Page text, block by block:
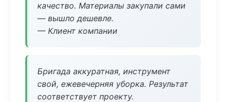
качество. Материалы закупали сами
— вышло дешевле.
— Клиент компании
Бригада аккуратная, инструмент
свой, ежевечерняя уборка. Результат
соответствует проекту.